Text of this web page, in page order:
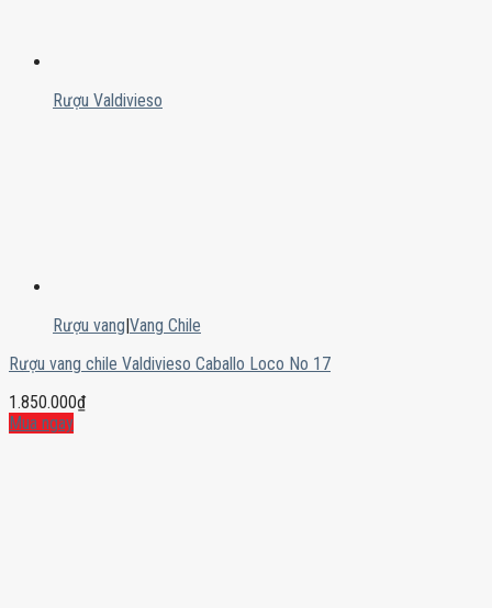
Rượu Valdivieso
Rượu vang|Vang Chile
Rượu vang chile Valdivieso Caballo Loco No 17
1.850.000₫
Mua ngay